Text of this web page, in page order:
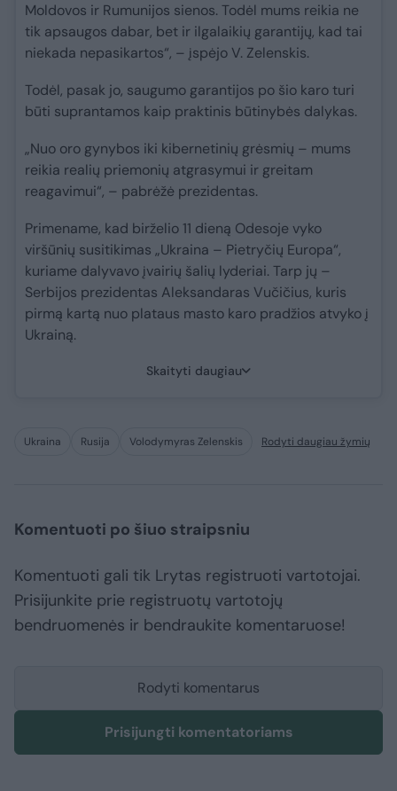
Moldovos ir Rumunijos sienos. Todėl mums reikia ne
tik apsaugos dabar, bet ir ilgalaikių garantijų, kad tai
niekada nepasikartos“, – įspėjo V. Zelenskis.
Todėl, pasak jo, saugumo garantijos po šio karo turi
būti suprantamos kaip praktinis būtinybės dalykas.
„Nuo oro gynybos iki kibernetinių grėsmių – mums
reikia realių priemonių atgrasymui ir greitam
reagavimui“, – pabrėžė prezidentas.
Primename, kad birželio 11 dieną Odesoje vyko
viršūnių susitikimas „Ukraina – Pietryčių Europa“,
kuriame dalyvavo įvairių šalių lyderiai. Tarp jų –
Serbijos prezidentas Aleksandaras Vučičius, kuris
pirmą kartą nuo plataus masto karo pradžios atvyko į
Ukrainą.
Skaityti daugiau
Ukraina Rusija Volodymyras Zelenskis Rodyti daugiau žymių
Komentuoti po šiuo straipsniu
Komentuoti gali tik Lrytas registruoti vartotojai.
Prisijunkite prie registruotų vartotojų
bendruomenės ir bendraukite komentaruose!
Rodyti komentarus
Prisijungti komentatoriams